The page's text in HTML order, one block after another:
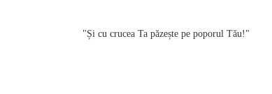
"Și cu crucea Ta păzește pe poporul Tău!"